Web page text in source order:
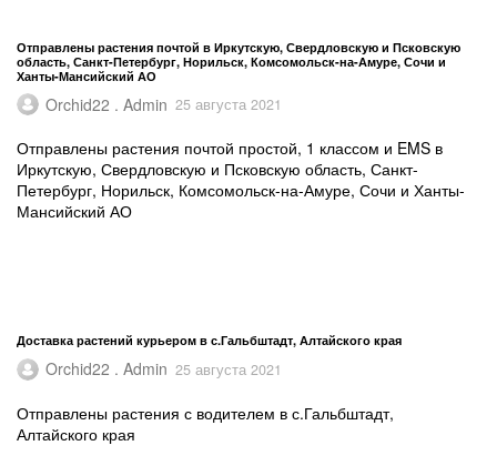
Отправлены растения почтой в Иркутскую, Свердловскую и Псковскую
область, Санкт-Петербург, Норильск, Комсомольск-на-Амуре, Сочи и
Ханты-Мансийский АО
Orchid22 . Admin 25 августа 2021
Отправлены растения почтой простой, 1 классом и EMS в
Иркутскую, Свердловскую и Псковскую область, Санкт-
Петербург, Норильск, Комсомольск-на-Амуре, Сочи и Ханты-
Мансийский АО
Доставка растений курьером в с.Гальбштадт, Алтайского края
Orchid22 . Admin 25 августа 2021
Отправлены растения с водителем в с.Гальбштадт,
Алтайского края